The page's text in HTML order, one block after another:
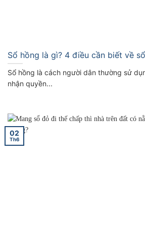
Sổ hồng là gì? 4 điều cần biết về
Sổ hồng là cách người dân thường sử
nhận quyền...
02
Th6